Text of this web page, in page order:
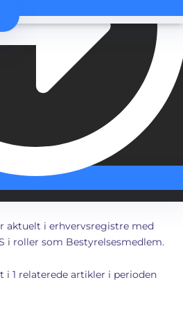
aktuelt i erhvervsregistre med
i roller som Bestyrelsesmedlem.
1 relaterede artikler i perioden